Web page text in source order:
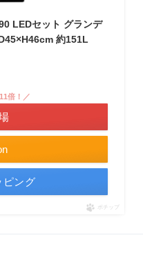
LEDセット グランデ
約151L
倍！／
ピング
ポチップ